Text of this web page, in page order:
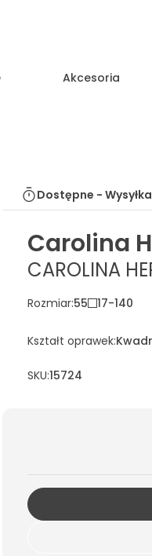
Akcesoria
Dostępne -
Carolina
CAROLINA
Rozmiar:55 17-140
Kształt oprawek:
SKU:15724